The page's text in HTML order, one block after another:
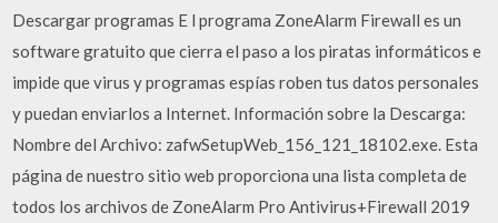
Descargar programas E l programa ZoneAlarm Firewall es un
software gratuito que cierra el paso a los piratas informáticos e
impide que virus y programas espías roben tus datos personales
y puedan enviarlos a Internet. Información sobre la Descarga:
Nombre del Archivo: zafwSetupWeb_156_121_18102.exe. Esta
página de nuestro sitio web proporciona una lista completa de
todos los archivos de ZoneAlarm Pro Antivirus+Firewall 2019